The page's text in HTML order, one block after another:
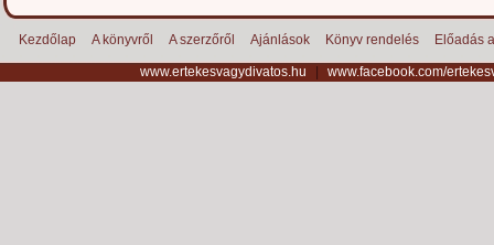
Kezdőlap A könyvről A szerzőről Ajánlások Könyv rendelés Előadás
www.ertekesvagydivatos.hu www.facebook.com/